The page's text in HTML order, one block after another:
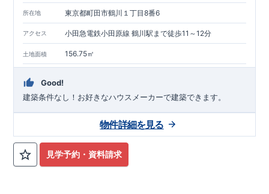
取得しています。 ■自社一貫体制もっと詳しく 東栄住宅は土
地の仕入れ、設計、施工、販売、メンテナンスまで、すべての
プロセスに携わっています。 ■ アフターサポート
快適に暮らすことができる住宅の品質を長期にわたり
維持するには、定期的な点検を実施することが重要です。
60年間の保証制度がございます。もちろん、定期点検以外でも
所在地 東京都町田市鶴川１丁目8番6
アクセス 小田急電鉄小田原線 鶴川駅まで徒歩11～12分
土地面積 156.75㎡
Good!
建築条件なし！​お好きなハウスメーカーで建築できます。
見学予約・資料請求
物件詳細を見る